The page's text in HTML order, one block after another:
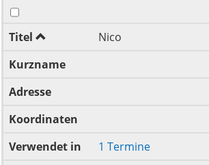
Titel
Nico
Kurzname
Adresse
Koordinaten
Verwendet in
1 Termine